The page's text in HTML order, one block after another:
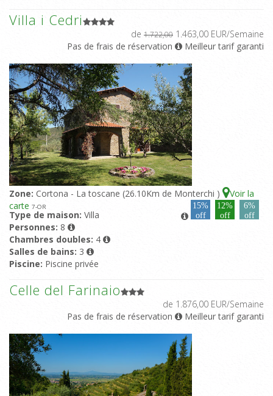
Villa i Cedri
de 1.722,00 1.463,00 EUR/Semaine
Pas de frais de réservation
Meilleur tarif garanti
Zone: Cortona - La toscane (26.10Km de Monterchi )
Voir la
carte 7-OR
15%
off
12%
off
6%
off
Type de maison: Villa
Personnes: 8
Chambres doubles: 4
Salles de bains: 3
Piscine: Piscine privée
Celle del Farinaio
de 1.876,00 EUR/Semaine
Pas de frais de réservation
Meilleur tarif garanti